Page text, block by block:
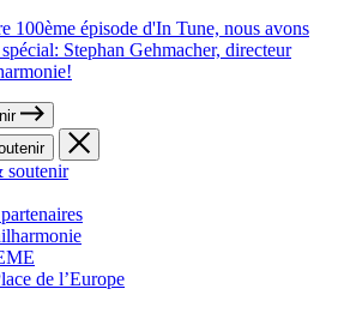
100ème épisode d'In Tune, nous avons
Stephan Gehmacher, directeur
soutenir
de l’Europe